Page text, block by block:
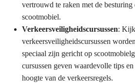
vertrouwd te raken met de
scootmobiel.
Verkeersveiligheidscursussen:
verkeersveiligheidscursussen
speciaal zijn gericht op
cursussen geven waardevolle tips
hoogte van de verkeersregels.